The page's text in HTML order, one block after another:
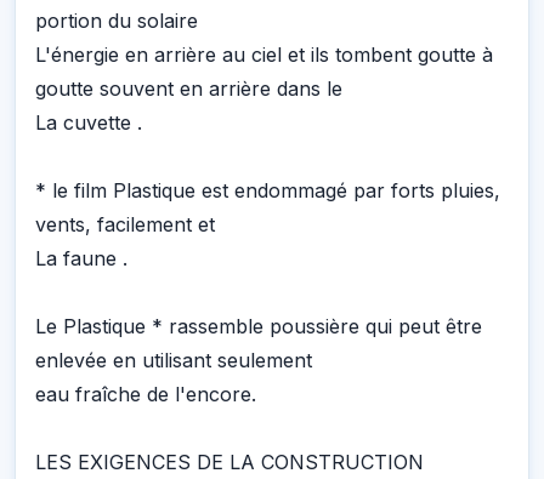
portion du solaire
L'énergie en arrière au ciel et ils tombent goutte à
goutte souvent en arrière dans le
La cuvette .
* le film Plastique est endommagé par forts pluies,
vents, facilement et
La faune .
Le Plastique * rassemble poussière qui peut être
enlevée en utilisant seulement
eau fraîche de l'encore.
LES EXIGENCES DE LA CONSTRUCTION